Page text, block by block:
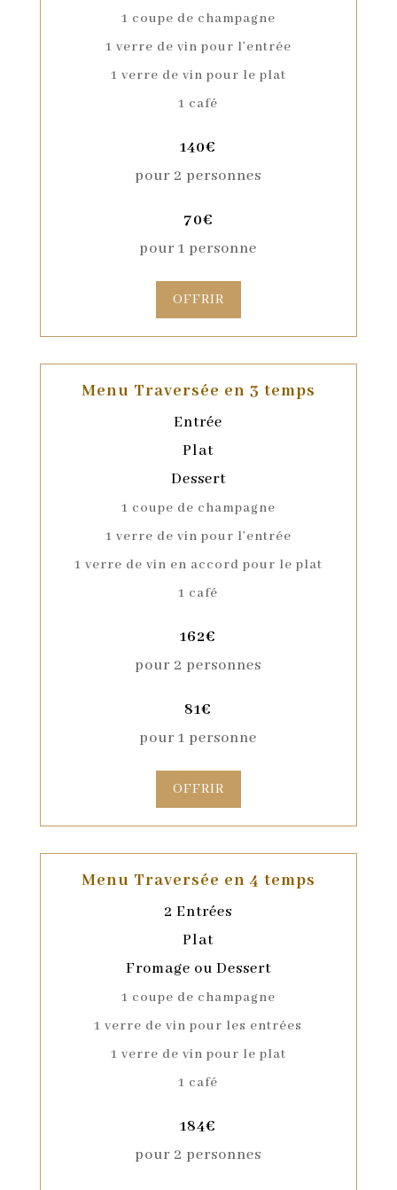
1 coupe de champagne
1 verre de vin pour l’entrée
1 verre de vin pour le plat
1 café
140€
pour 2 personnes
70€
pour 1 personne
OFFRIR
Menu Traversée en 3 temps
Entrée
Plat
Dessert
1 coupe de champagne
1 verre de vin pour l’entrée
1 verre de vin en accord pour le plat
1 café
162€
pour 2 personnes
81€
pour 1 personne
OFFRIR
Menu Traversée en 4 temps
2 Entrées
Plat
Fromage ou Dessert
1 coupe de champagne
1 verre de vin pour les entrées
1 verre de vin pour le plat
1 café
184€
pour 2 personnes